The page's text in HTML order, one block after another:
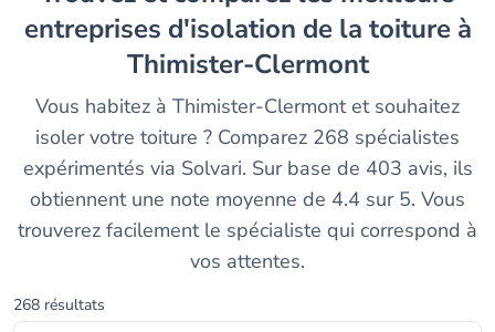
entreprises d'isolation de la toiture à
Thimister-Clermont
Vous habitez à Thimister-Clermont et souhaitez
isoler votre toiture ? Comparez 268 spécialistes
expérimentés via Solvari. Sur base de 403 avis, ils
obtiennent une note moyenne de 4.4 sur 5. Vous
trouverez facilement le spécialiste qui correspond à
vos attentes.
268 résultats